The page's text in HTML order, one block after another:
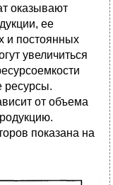
оказывают
ее
и постоянных
увеличиться
ресурсы.
от объема
показана на